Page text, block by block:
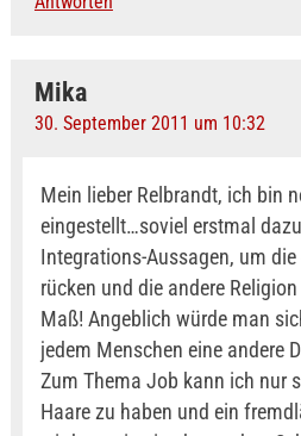
Mika
30. September 2011 um 10:32
Mein lieber Relbrandt, ich bin
eingestellt…soviel erstmal
Integrations-Aussagen, um
rücken und die andere
Maß! Angeblich würde man
jedem Menschen eine andere
Zum Thema Job kann ich nur
Haare zu haben und ein